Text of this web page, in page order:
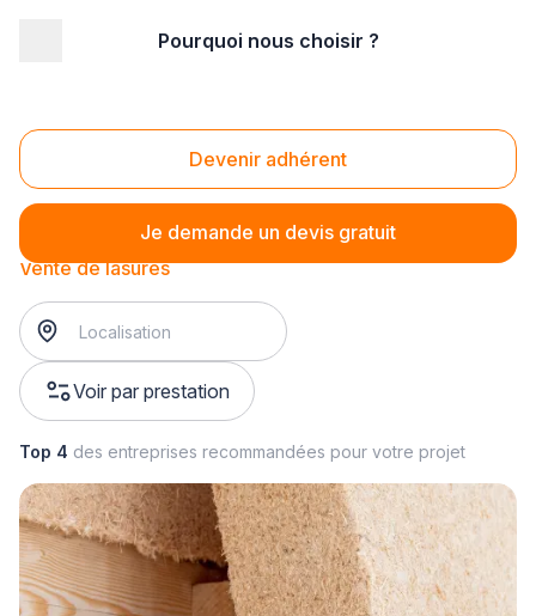
Pourquoi nous choisir ?
Devenir adhérent
Je demande un devis gratuit
Vente de lasures
Vente de lasures
Voir par prestation
Top 4 des entreprises recommandées pour votre projet